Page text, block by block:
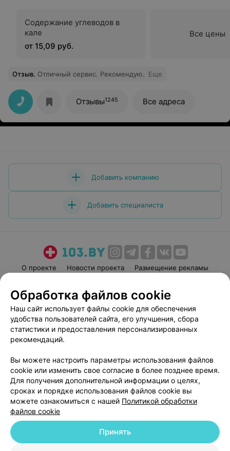
Содержание углеводов в
кале
от 15,09 руб.
Все цены
Отзыв. Отличный сервис. Рекомендую. Еще
Отзывы1245 Все адреса
Добавить компанию
Добавить специалиста
О проекте Новости проекта
Размещение рекламы
Пользовательское соглашение
Способы оплаты
Вакансии
Партнеры
Написать руководителю 103.by
Обработка персональных данных
© 2026 ООО «Артокс Лаб», УНП 191700409
| 220012, Республика Беларусь,
Обработка файлов cookie
Наш сайт использует файлы cookie для обеспечения
удобства пользователей сайта, его улучшения, сбора
статистики и предоставления персонализированных
рекомендаций.
Вы можете настроить параметры использования файлов
cookie или изменить свое согласие в более позднее время.
Для получения дополнительной информации о целях,
сроках и порядке использования файлов cookie вы
можете ознакомиться с нашей Политикой обработки
файлов cookie
Принять